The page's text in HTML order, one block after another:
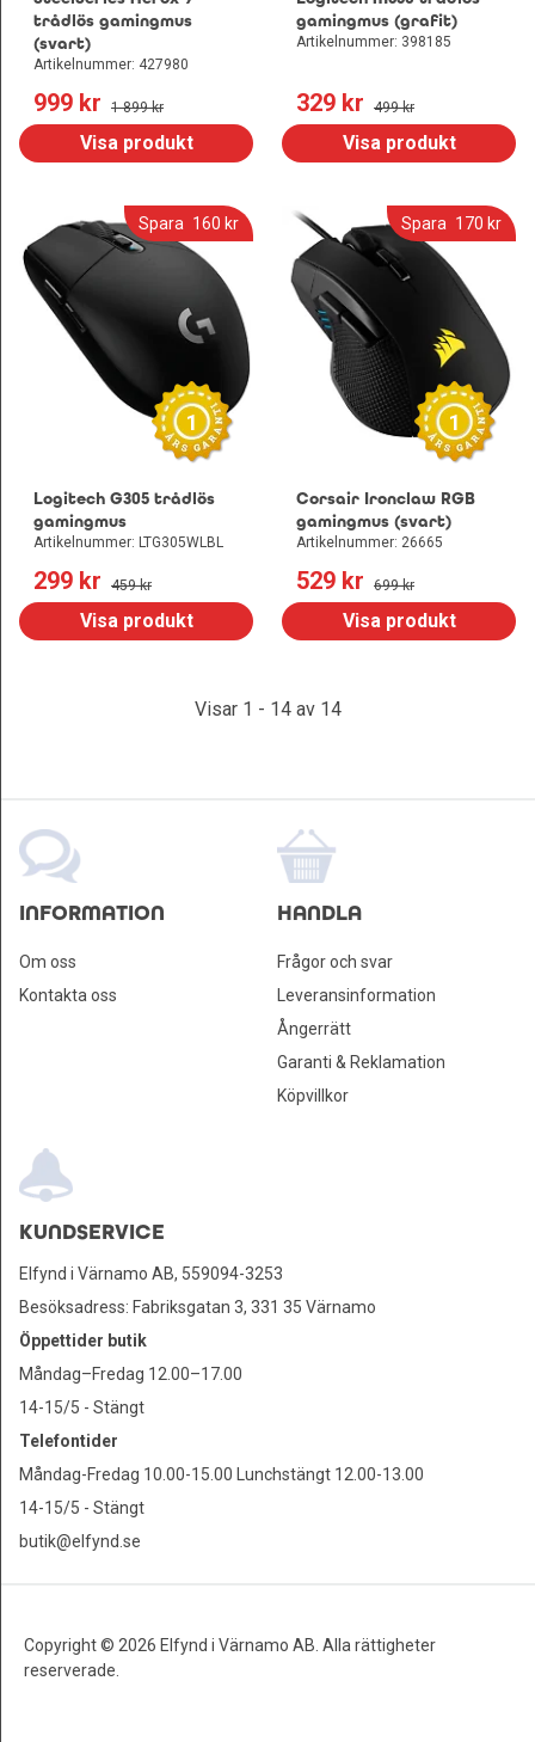
trådlös gamingmus
(svart)
Artikelnummer: 427980
999 kr 1 899 kr
Visa produkt
gamingmus (grafit)
Artikelnummer: 398185
329 kr 499 kr
Visa produkt
Spara 160 kr
1
Logitech G305 trådlös
gamingmus
Artikelnummer: LTG305WLBL
299 kr 459 kr
Visa produkt
Spara 170 kr
1
Corsair Ironclaw RGB
gamingmus (svart)
Artikelnummer: 26665
529 kr 699 kr
Visa produkt
Visar 1 - 14 av 14
INFORMATION
Om oss
Kontakta oss
HANDLA
Frågor och svar
Leveransinformation
Ångerrätt
Garanti & Reklamation
Köpvillkor
KUNDSERVICE
Elfynd i Värnamo AB, 559094-3253
Besöksadress: Fabriksgatan 3, 331 35 Värnamo
Öppettider butik
Måndag–Fredag 12.00–17.00
14-15/5 - Stängt
Telefontider
Måndag-Fredag 10.00-15.00 Lunchstängt 12.00-13.00
14-15/5 - Stängt
butik@elfynd.se
Copyright © 2026 Elfynd i Värnamo AB. Alla rättigheter
reserverade.